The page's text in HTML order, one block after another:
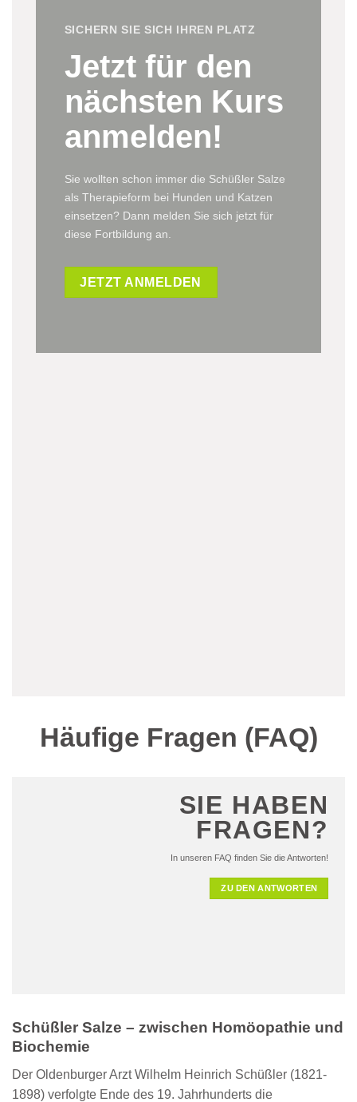
SICHERN SIE SICH IHREN PLATZ
Jetzt für den
nächsten Kurs
anmelden!
Sie wollten schon immer die Schüßler Salze
als Therapieform bei Hunden und Katzen
einsetzen? Dann melden Sie sich jetzt für
diese Fortbildung an.
JETZT ANMELDEN
Häufige Fragen (FAQ)
SIE HABEN
FRAGEN?
In unseren FAQ finden Sie die Antworten!
ZU DEN ANTWORTEN
Schüßler Salze – zwischen Homöopathie und
Biochemie
Der Oldenburger Arzt Wilhelm Heinrich Schüßler (1821-
1898) verfolgte Ende des 19. Jahrhunderts die